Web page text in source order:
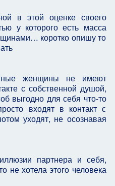
в этой оценке своего
у которого есть масса
коротко опишу то
женщины не имеют
с собственной душой,
выгодно для себя что-то
входят в контакт с
уходят, не осознавая
партнера и себя,
не хотела этого человека